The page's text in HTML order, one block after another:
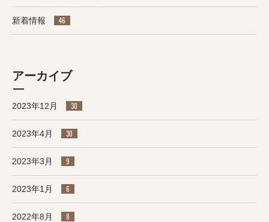
新着情報 46
アーカイブ
2023年12月 30
2023年4月 30
2023年3月 9
2023年1月 6
2022年8月 8